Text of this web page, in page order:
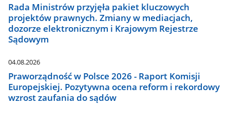
Rada Ministrów przyjęła pakiet kluczowych
projektów prawnych. Zmiany w mediacjach,
dozorze elektronicznym i Krajowym Rejestrze
Sądowym
04.08.2026
Praworządność w Polsce 2026 - Raport Komisji
Europejskiej. Pozytywna ocena reform i rekordowy
wzrost zaufania do sądów